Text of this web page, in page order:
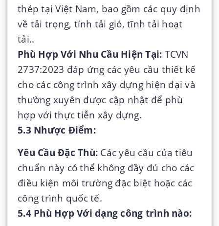
thép tại Việt Nam, bao gồm các quy định
về tải trọng, tính tải gió, tĩnh tải hoạt
tải..
Phù Hợp Với Nhu Cầu Hiện Tại: TCVN
2737:2023 đáp ứng các yêu cầu thiết kế
cho các công trình xây dựng hiện đại và
thường xuyên được cập nhật để phù
hợp với thực tiễn xây dựng.
5.3 Nhược Điểm:
Yêu Cầu Đặc Thù: Các yêu cầu của tiêu
chuẩn này có thể không đầy đủ cho các
điều kiện môi trường đặc biệt hoặc các
công trình quốc tế.
5.4 Phù Hợp Với dạng công trình nào: